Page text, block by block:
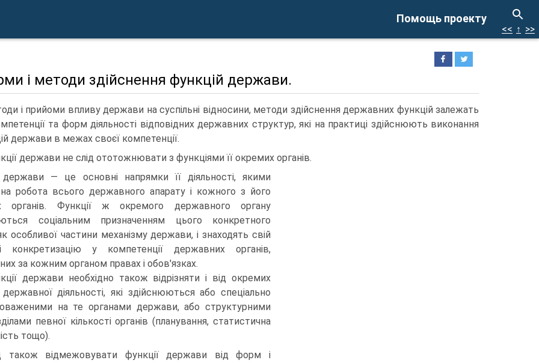
Помощь проекту
<< ↑ >>
і методи здійснення функцій держави.
і прийоми впливу держави на суспільні відносини, методи здійснення державних функцій залежать
та форм діяльності відповідних державних структур, які на практиці здійснюють виконання
держави в межах своєї компетенції.
держави не слід ототожнювати з функціями її окремих органів.
держави — це основні напрямки її діяльності, якими
робота всього державного апарату і кожного з його
органів. Функції ж окремого державного органу
соціальним призначенням цього конкретного
особливої частини механізму держави, і знаходять свій
конкретизацію у компетенції державних органів,
за кожним органом правах і обов'язках.
держави необхідно також відрізняти і від окремих
діяльності, які здійснюються або спеціально
на те органами держави, або структурними
певної кількості органів (планування, статистична
тощо).
також відмежовувати функції держави від форм і